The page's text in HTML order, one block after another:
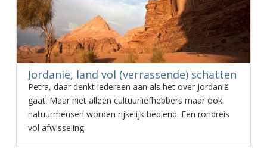
Jordanië, land vol (verrassende) schatten
Petra, daar denkt iedereen aan als het over Jordanië
gaat. Maar niet alleen cultuurliefhebbers maar ook
natuurmensen worden rijkelijk bediend. Een rondreis
vol afwisseling.